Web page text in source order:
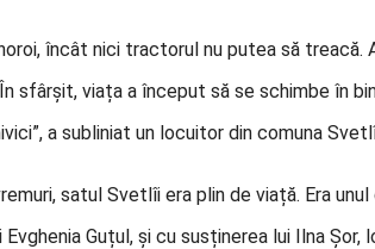
încât nici tractorul nu putea să
sfârșit, viața a început să se schimbe în
a subliniat un locuitor din comuna
satul Svetlîi era plin de viață. Era
Guțul, și cu susținerea lui Ilna